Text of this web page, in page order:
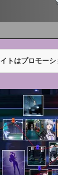
トはプロモー